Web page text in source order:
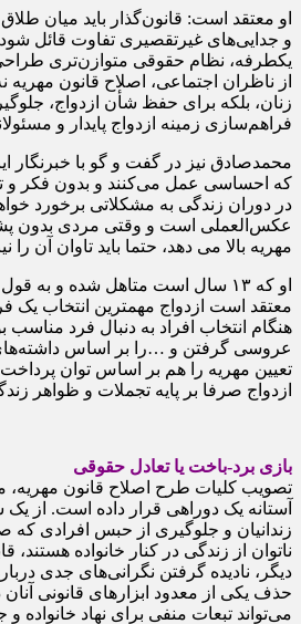
او معتقد است: قانون‌گذار باید میان
و جدایی‌های غیرتقصیری تفاوت قائل
یکطرفه، نظام حقوقی متوازن‌تری
از ناظران اجتماعی، اصلاح قانون
زنان، بلکه برای حفظ شأن ازدواج،
فراهم‌سازی زمینه ازدواج پایدار و
محمدصادق نیز در گفت و گو با خبرنگار
که احساسی عمل می‌کنند و بدون فکر و
در دوران زندگی به مشکلاتی برخورد
عکس‌العملی است و وقتی مردی بدون
مهریه بالا می دهد، حتما باید تاوان آن را
او که ۱۳ سال است متاهل شده و به
معتقد است ازدواج مهمترین انتخاب یک
هنگام انتخاب افراد به دنبال فرد مناسب
عروسی گرفتن و …را بر اساس
تعیین مهریه را هم بر اساس توان پرداخت
ازدواج صرفا بر پایه تجملات و ظواهر
بازی برد-باخت یا تعادل حقوقی
تصویب کلیات طرح اصلاح قانون مهریه،
آستانه یک دوراهی قرار داده است. از
زندانیان و جلوگیری از حبس افرادی که
ناتوان از زندگی در کنار خانواده
دیگر، نادیده گرفتن نگرانی‌های جدی
حذف یکی از معدود ابزارهای قانونی
می‌تواند تبعات منفی برای نهاد خانواده